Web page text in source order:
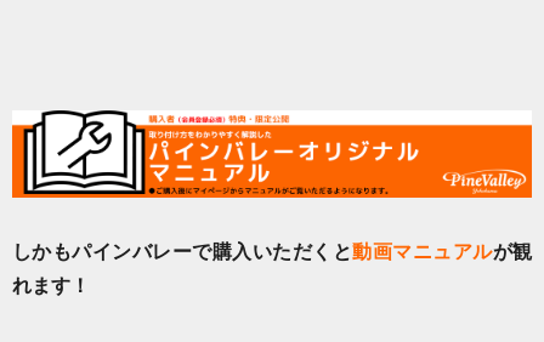
しかもパインバレーで購入いただくと動画マニュアルが観
れます！